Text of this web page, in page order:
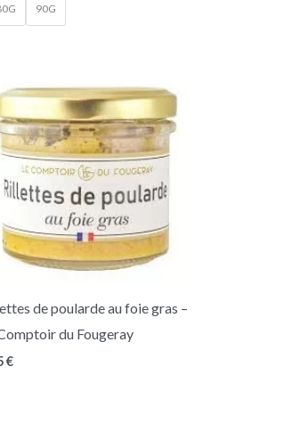
90G
de poularde au foie gras –
du Fougeray
€